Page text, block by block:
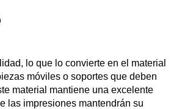
lo que lo convierte en el material
móviles o soportes que deben
material mantiene una excelente
las impresiones mantendrán su